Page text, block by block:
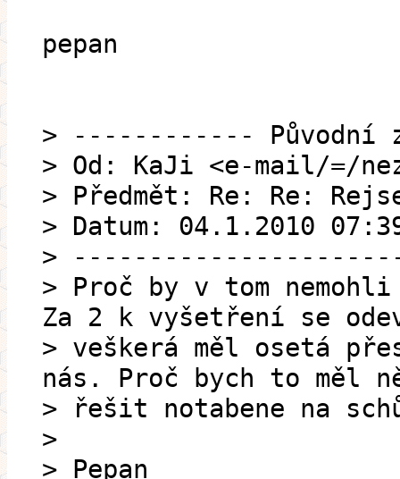
pepan
> ------------ Původní
> Od: KaJi <e-mail/=/
> Předmět: Re: Re:
> Datum: 04.1.2010
>
> Proč by v tom
Za 2 k vyšetření se
> veškerá měl osetá
nás. Proč bych to měl
> řešit notabene na
>
> Pepan